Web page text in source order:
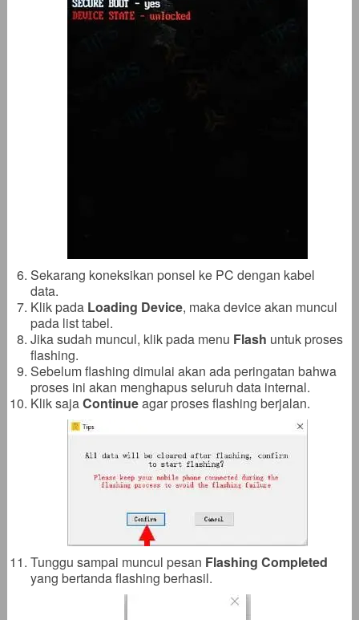
Sekarang koneksikan ponsel ke PC dengan kabel
data.
Klik pada Loading Device, maka device akan muncul
pada list tabel.
Jika sudah muncul, klik pada menu Flash untuk proses
flashing.
Sebelum flashing dimulai akan ada peringatan bahwa
proses ini akan menghapus seluruh data internal.
Klik sajaContinueagar proses flashing berjalan.
Tunggu sampai muncul pesan Flashing Completed
yang bertanda flashing berhasil.